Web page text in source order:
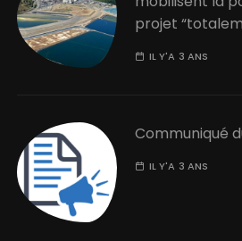
projet
IL Y'A 3 ANS
Communiqué
IL Y'A 3 ANS